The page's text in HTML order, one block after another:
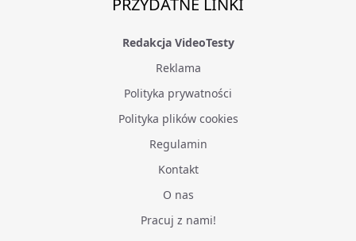
Redakcja VideoTesty
Reklama
Polityka prywatności
Polityka plików cookies
Regulamin
Kontakt
O nas
Pracuj z nami!